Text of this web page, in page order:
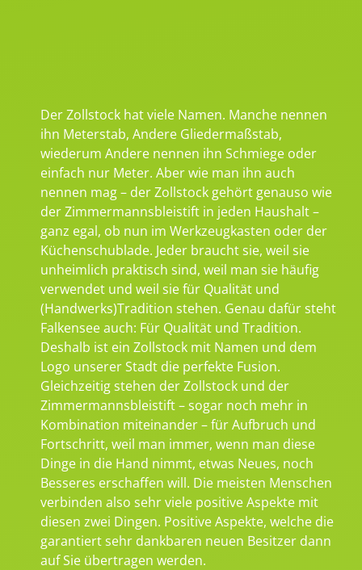
Der Zollstock hat viele Namen. Manche nennen
ihn Meterstab, Andere Gliedermaßstab,
wiederum Andere nennen ihn Schmiege oder
einfach nur Meter. Aber wie man ihn auch
nennen mag – der Zollstock gehört genauso wie
der Zimmermannsbleistift in jeden Haushalt –
ganz egal, ob nun im Werkzeugkasten oder der
Küchenschublade. Jeder braucht sie, weil sie
unheimlich praktisch sind, weil man sie häufig
verwendet und weil sie für Qualität und
(Handwerks)Tradition stehen. Genau dafür steht
Falkensee auch: Für Qualität und Tradition.
Deshalb ist ein Zollstock mit Namen und dem
Logo unserer Stadt die perfekte Fusion.
Gleichzeitig stehen der Zollstock und der
Zimmermannsbleistift – sogar noch mehr in
Kombination miteinander – für Aufbruch und
Fortschritt, weil man immer, wenn man diese
Dinge in die Hand nimmt, etwas Neues, noch
Besseres erschaffen will. Die meisten Menschen
verbinden also sehr viele positive Aspekte mit
diesen zwei Dingen. Positive Aspekte, welche die
garantiert sehr dankbaren neuen Besitzer dann
auf Sie übertragen werden.